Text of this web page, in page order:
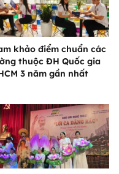
khảo điểm chuẩn các
thuộc ĐH Quốc gia
3 năm gần nhất